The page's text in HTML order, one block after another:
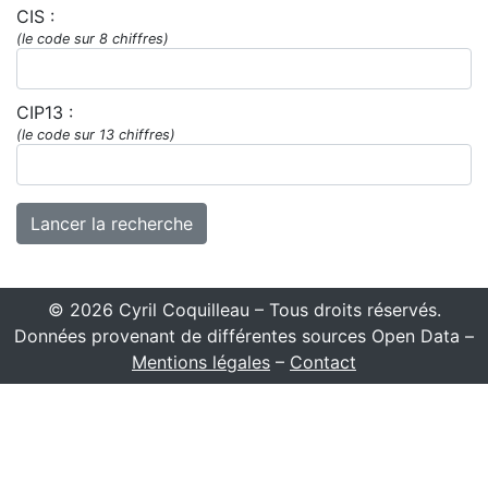
CIS :
(le code sur 8 chiffres)
CIP13 :
(le code sur 13 chiffres)
© 2026 Cyril Coquilleau – Tous droits réservés.
Données provenant de différentes sources Open Data –
Mentions légales – Contact